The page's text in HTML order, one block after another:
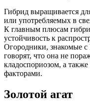
Гибрид выращивается
или употребляемых в
К главным плюсам
устойчивость к
Огородники, знакомые
говорят, что она не
кладоспориозом, а также
факторами.
Золотой агат